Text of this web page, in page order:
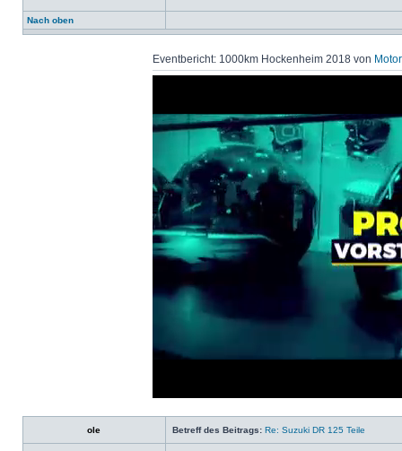
Nach oben
Eventbericht: 1000km Hockenheim 2018 von
ole Betreff des Beitrags: Re: Suzuki DR 125 Teile